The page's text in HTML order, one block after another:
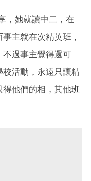
，她就讀中二，在
主就在次精英班，
不過事主覺得還可
校活動，永遠只讓精
他們的相，其他班